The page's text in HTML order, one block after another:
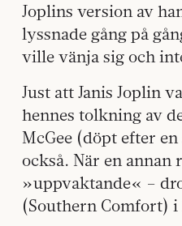
Joplins version av
lyssnade gång på
ville vänja sig och
Just att Janis Joplin
hennes tolkning av
McGee (döpt efter
också. När en
»uppvaktande« –
(Southern Comfort)